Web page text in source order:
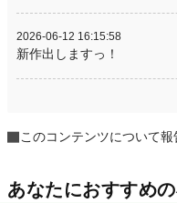
2026-06-12 16:15:58
新作出しますっ！
このコンテンツについて報
あなたにおすすめ